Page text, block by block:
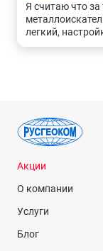
Я считаю что
легкий,
Акции
О компании
Услуги
Блог